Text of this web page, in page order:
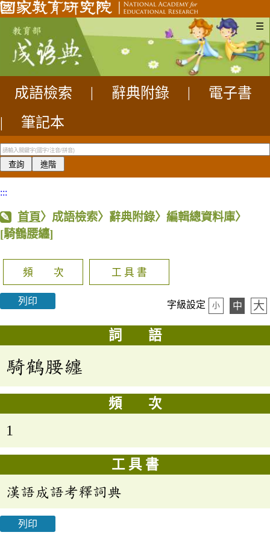
☰
成語檢索 辭典附錄
電子書
|
筆記本
:::
首頁〉成語檢索〉辭典附錄〉編輯總資料庫〉
[騎鶴腰纏]
頻 次 工 具 書
列印 字級設定 小 中 大
詞 語
騎鶴腰纏
頻 次
1
工 具 書
漢語成語考釋詞典
列印